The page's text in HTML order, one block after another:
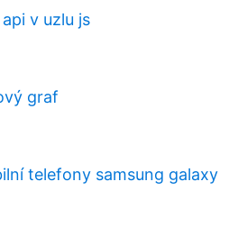
v uzlu js
graf
telefony samsung galaxy